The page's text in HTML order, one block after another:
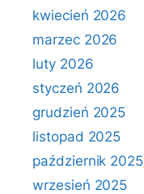
kwiecień 2026
marzec 2026
luty 2026
styczeń 2026
grudzień 2025
listopad 2025
październik 2025
wrzesień 2025